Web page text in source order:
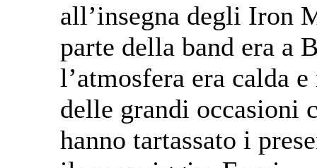
all’insegna degli Iron
parte della band era a
l’atmosfera era calda
delle grandi occasioni
hanno tartassato i